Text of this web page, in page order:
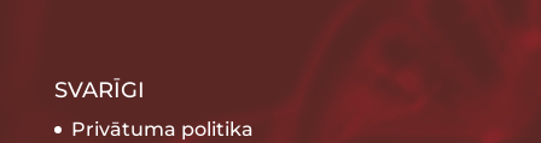
SVARĪGI
Privātuma politika